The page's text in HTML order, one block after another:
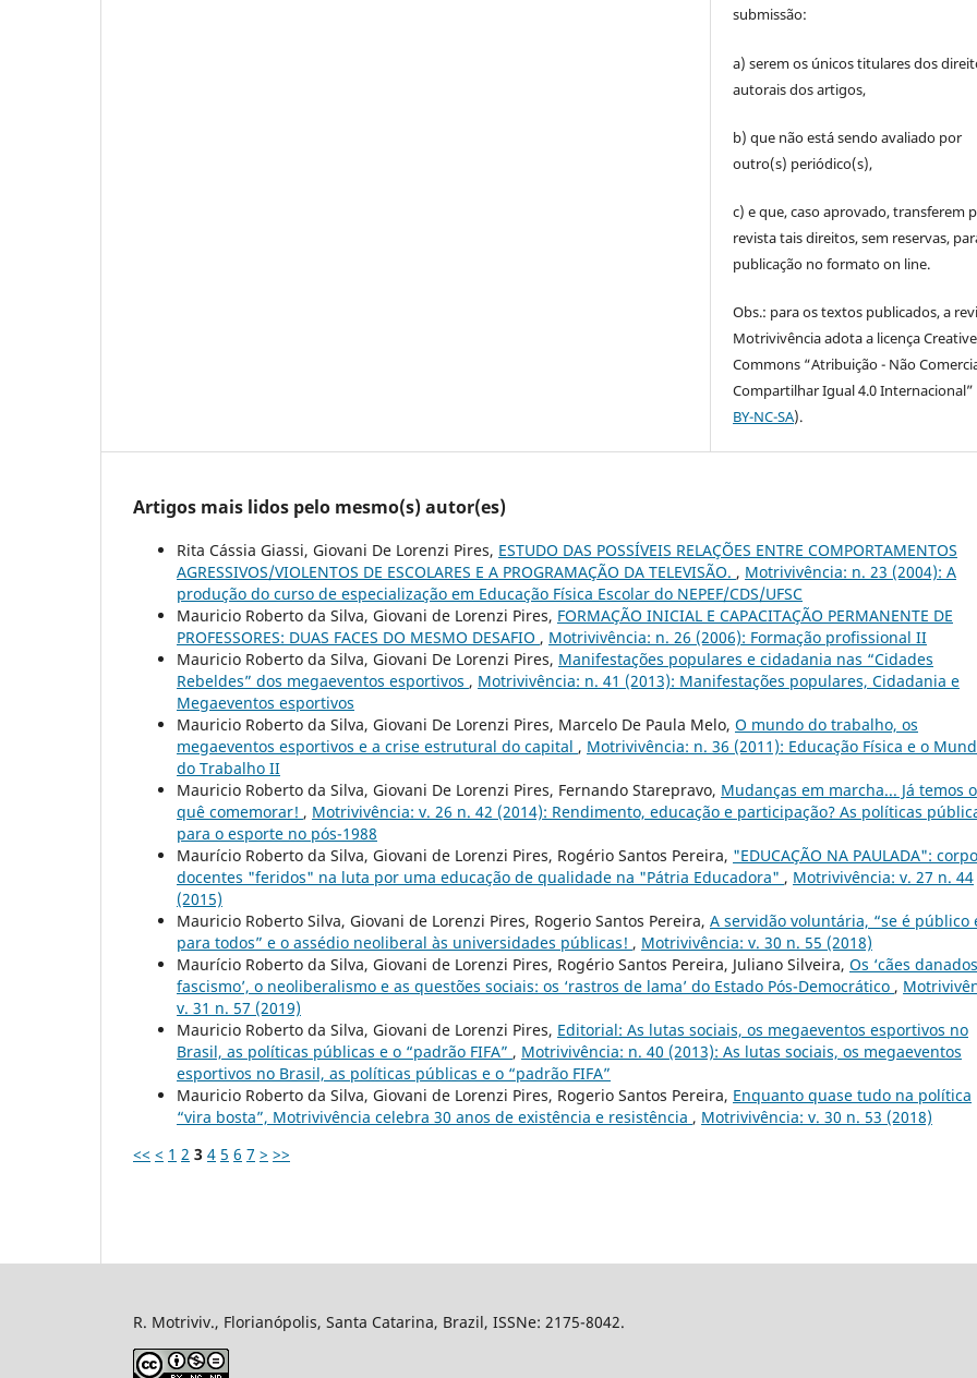
submissão:
a) serem os únicos titulares dos
autorais dos artigos,
b) que não está sendo avaliado por
outro(s) periódico(s),
c) e que, caso aprovado, transferem
revista tais direitos, sem reservas,
publicação no formato on line.
Obs.: para os textos publicados, a
Motrivivência adota a licença Creative
Commons “Atribuição - Não
Compartilhar Igual 4.0 Internacional”
BY-NC-SA).
Artigos mais lidos pelo mesmo(s) autor(es)
Rita Cássia Giassi, Giovani De Lorenzi Pires, ESTUDO DAS POSSÍVEIS RELAÇÕES ENTRE COMPORTAMENTOS
AGRESSIVOS/VIOLENTOS DE ESCOLARES E A PROGRAMAÇÃO DA TELEVISÃO. , Motrivivência: n. 23 (2004): A
produção do curso de especialização em Educação Física Escolar do NEPEF/CDS/UFSC
Mauricio Roberto da Silva, Giovani de Lorenzi Pires, FORMAÇÃO INICIAL E CAPACITAÇÃO PERMANENTE DE
PROFESSORES: DUAS FACES DO MESMO DESAFIO , Motrivivência: n. 26 (2006): Formação profissional II
Mauricio Roberto da Silva, Giovani De Lorenzi Pires, Manifestações populares e cidadania nas “Cidades
Rebeldes” dos megaeventos esportivos , Motrivivência: n. 41 (2013): Manifestações populares, Cidadania e
Megaeventos esportivos
Mauricio Roberto da Silva, Giovani De Lorenzi Pires, Marcelo De Paula Melo, O mundo do trabalho, os
megaeventos esportivos e a crise estrutural do capital , Motrivivência: n. 36 (2011): Educação Física e o
do Trabalho II
Mauricio Roberto da Silva, Giovani De Lorenzi Pires, Fernando Starepravo, Mudanças em marcha... Já temos o
quê comemorar! , Motrivivência: v. 26 n. 42 (2014): Rendimento, educação e participação? As políticas
para o esporte no pós-1988
Maurício Roberto da Silva, Giovani de Lorenzi Pires, Rogério Santos Pereira, "EDUCAÇÃO NA PAULADA":
docentes "feridos" na luta por uma educação de qualidade na "Pátria Educadora" , Motrivivência: v. 27 n. 44
(2015)
Mauricio Roberto Silva, Giovani de Lorenzi Pires, Rogerio Santos Pereira, A servidão voluntária, “se é público
para todos” e o assédio neoliberal às universidades públicas! , Motrivivência: v. 30 n. 55 (2018)
Maurício Roberto da Silva, Giovani de Lorenzi Pires, Rogério Santos Pereira, Juliano Silveira, Os ‘cães
fascismo’, o neoliberalismo e as questões sociais: os ‘rastros de lama’ do Estado Pós-Democrático ,
v. 31 n. 57 (2019)
Mauricio Roberto da Silva, Giovani de Lorenzi Pires, Editorial: As lutas sociais, os megaeventos esportivos no
Brasil, as políticas públicas e o “padrão FIFA” , Motrivivência: n. 40 (2013): As lutas sociais, os megaeventos
esportivos no Brasil, as políticas públicas e o “padrão FIFA”
Mauricio Roberto da Silva, Giovani de Lorenzi Pires, Rogerio Santos Pereira, Enquanto quase tudo na política
“vira bosta”, Motrivivência celebra 30 anos de existência e resistência , Motrivivência: v. 30 n. 53 (2018)
<< < 1 2 3 4 5 6 7 > >>
R. Motriviv., Florianópolis, Santa Catarina, Brazil, ISSNe: 2175-8042.